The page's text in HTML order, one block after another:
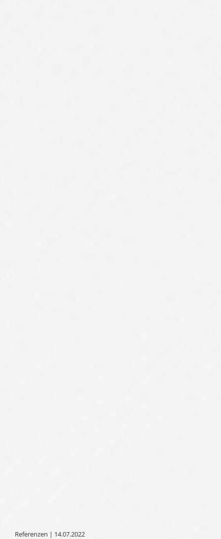
Referenzen | 14.07.2022